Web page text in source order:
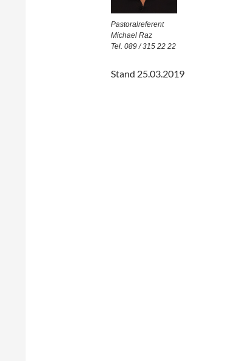
Pastoralreferent
Michael Raz
Tel. 089 / 315 22 22
Stand 25.03.2019